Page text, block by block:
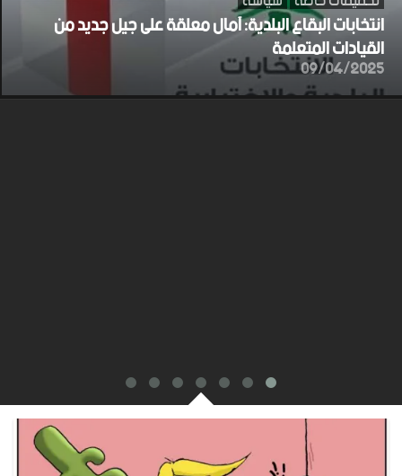
انتخابات البقاع البلدية: آمال معلقة على جيل جديد من
القيادات المتعلمة
09/04/2025